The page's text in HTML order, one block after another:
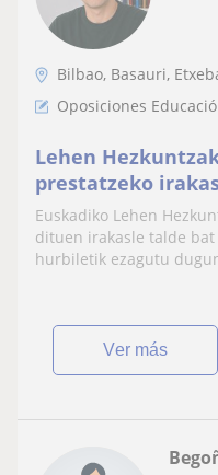
Bilbao, Basauri,
Oposiciones
Lehen
prestatzeko
Euskadiko Lehen
dituen irakasle talde bat
hurbiletik ezagutu
ver más